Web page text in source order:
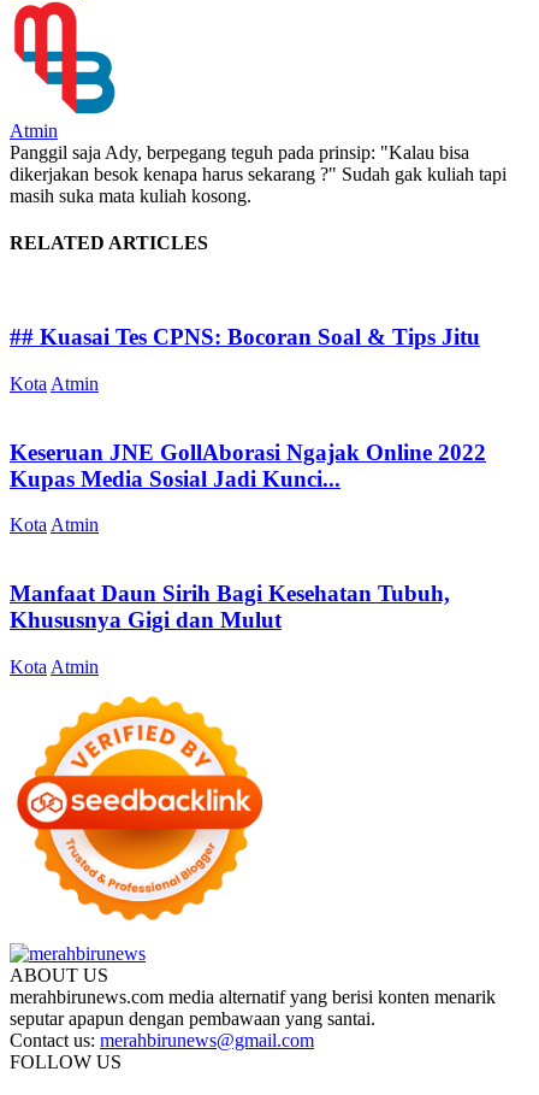
Atmin
Panggil saja Ady, berpegang teguh pada prinsip: "Kalau bisa
dikerjakan besok kenapa harus sekarang ?" Sudah gak kuliah tapi
masih suka mata kuliah kosong.
RELATED ARTICLES
## Kuasai Tes CPNS: Bocoran Soal & Tips Jitu
Kota Atmin
Keseruan JNE GollAborasi Ngajak Online 2022
Kupas Media Sosial Jadi Kunci...
Kota Atmin
Manfaat Daun Sirih Bagi Kesehatan Tubuh,
Khususnya Gigi dan Mulut
Kota Atmin
ABOUT US
merahbirunews.com media alternatif yang berisi konten menarik
seputar apapun dengan pembawaan yang santai.
Contact us: merahbirunews@gmail.com
FOLLOW US